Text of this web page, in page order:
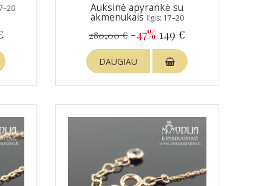
Auksinė apyrankė su
akmenukais Ilgis: 17–20
280,00 € -47% 149 €
DAUGIAU